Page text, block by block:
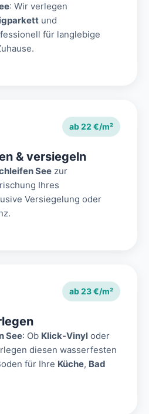
: Wir verlegen
und
für langlebige
ab 22 €/m²
& versiegeln
See zur
Ihres
Versiegelung oder
ab 23 €/m²
See: Ob Klick-Vinyl oder
diesen wasserfesten
für Ihre Küche, Bad